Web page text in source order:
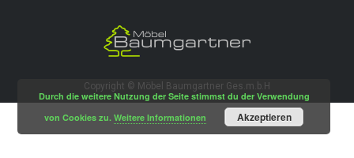
Copyright © Möbel Baumgartner Ges.m.b.H
Durch die weitere Nutzung der Seite stimmst du der Verwendung
von Cookies zu.Weitere Informationen Akzeptieren